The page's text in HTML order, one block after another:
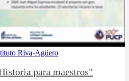
Riva-Agüero
para maestros"